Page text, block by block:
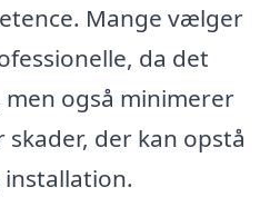
Mange vælger
da det
også minimerer
der kan opstå